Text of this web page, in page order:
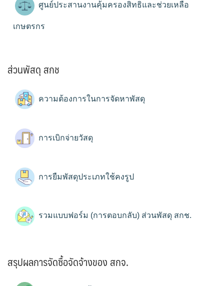
ศูนย์ประสานงานคุ้มครองสิทธิและช่วยเหลือ
เกษตรกร
ส่วนพัสดุ สกช
ความต้องการในการจัดหาพัสดุ
การเบิกจ่ายวัสดุ
การยืมพัสดุประเภทใช้คงรูป
รวมแบบฟอร์ม (การตอบกลับ) ส่วนพัสดุ สกช.
สรุปผลการจัดซื้อจัดจ้างของ สกจ.